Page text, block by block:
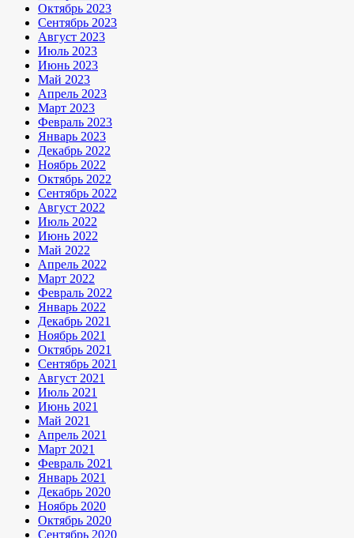
Октябрь 2023
Сентябрь 2023
Август 2023
Июль 2023
Июнь 2023
Май 2023
Апрель 2023
Март 2023
Февраль 2023
Январь 2023
Декабрь 2022
Ноябрь 2022
Октябрь 2022
Сентябрь 2022
Август 2022
Июль 2022
Июнь 2022
Май 2022
Апрель 2022
Март 2022
Февраль 2022
Январь 2022
Декабрь 2021
Ноябрь 2021
Октябрь 2021
Сентябрь 2021
Август 2021
Июль 2021
Июнь 2021
Май 2021
Апрель 2021
Март 2021
Февраль 2021
Январь 2021
Декабрь 2020
Ноябрь 2020
Октябрь 2020
Сентябрь 2020